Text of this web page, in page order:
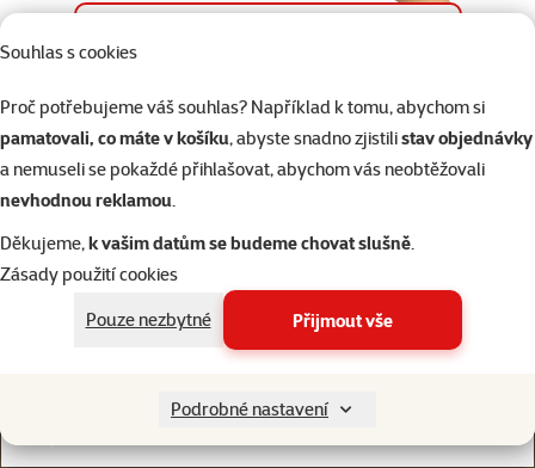
Souhlas s cookies
Proč potřebujeme váš souhlas? Například k tomu, abychom si
pamatovali, co máte v košíku, abyste snadno zjistilistav objednávky
a nemuseli se pokaždé přihlašovat, abychom vás neobtěžovali
nevhodnou reklamou.
Děkujeme,k vašim datům se budeme chovat slušně.
Zásady použití cookies
Pouze nezbytné
Přijmout vše
Podrobné nastavení
Napište nám
eshop@superzoo.cz
321 000 180
Online chat
jsme vám blízko